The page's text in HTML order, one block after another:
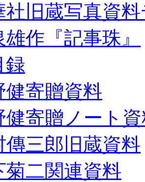
社旧蔵写真資
作『記事珠』
録
健寄贈資料
健寄贈ノート
傳三郎旧蔵資料
菊二関連資料